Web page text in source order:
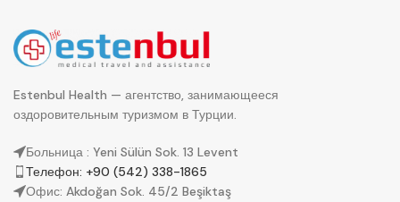
Estenbul Health — агентство, занимающееся
оздоровительным туризмом в Турции.
Больница : Yeni Sülün Sok. 13 Levent
Телефон: +90 (542) 338-1865
Офис: Akdoğan Sok. 45/2 Beşiktaş